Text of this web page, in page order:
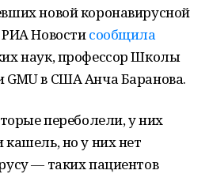
новой коронавирусной
Новостисообщила
наук, профессор Школы
GMU в США Анча Баранова.
переболели, у них
но у них нет
— таких пациентов